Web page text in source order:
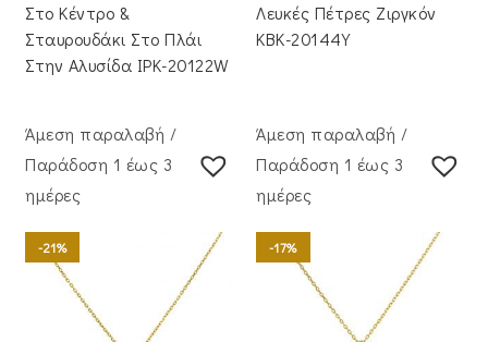
Στο Κέντρο &
Σταυρουδάκι Στο Πλάι
Στην Αλυσίδα IPK-20122W
Λευκές Πέτρες Ζιργκόν
KBK-20144Y
Άμεση παραλαβή /
Παράδoση 1 έως 3
ημέρες
-21%
Άμεση παραλαβή /
Παράδoση 1 έως 3
ημέρες
-17%